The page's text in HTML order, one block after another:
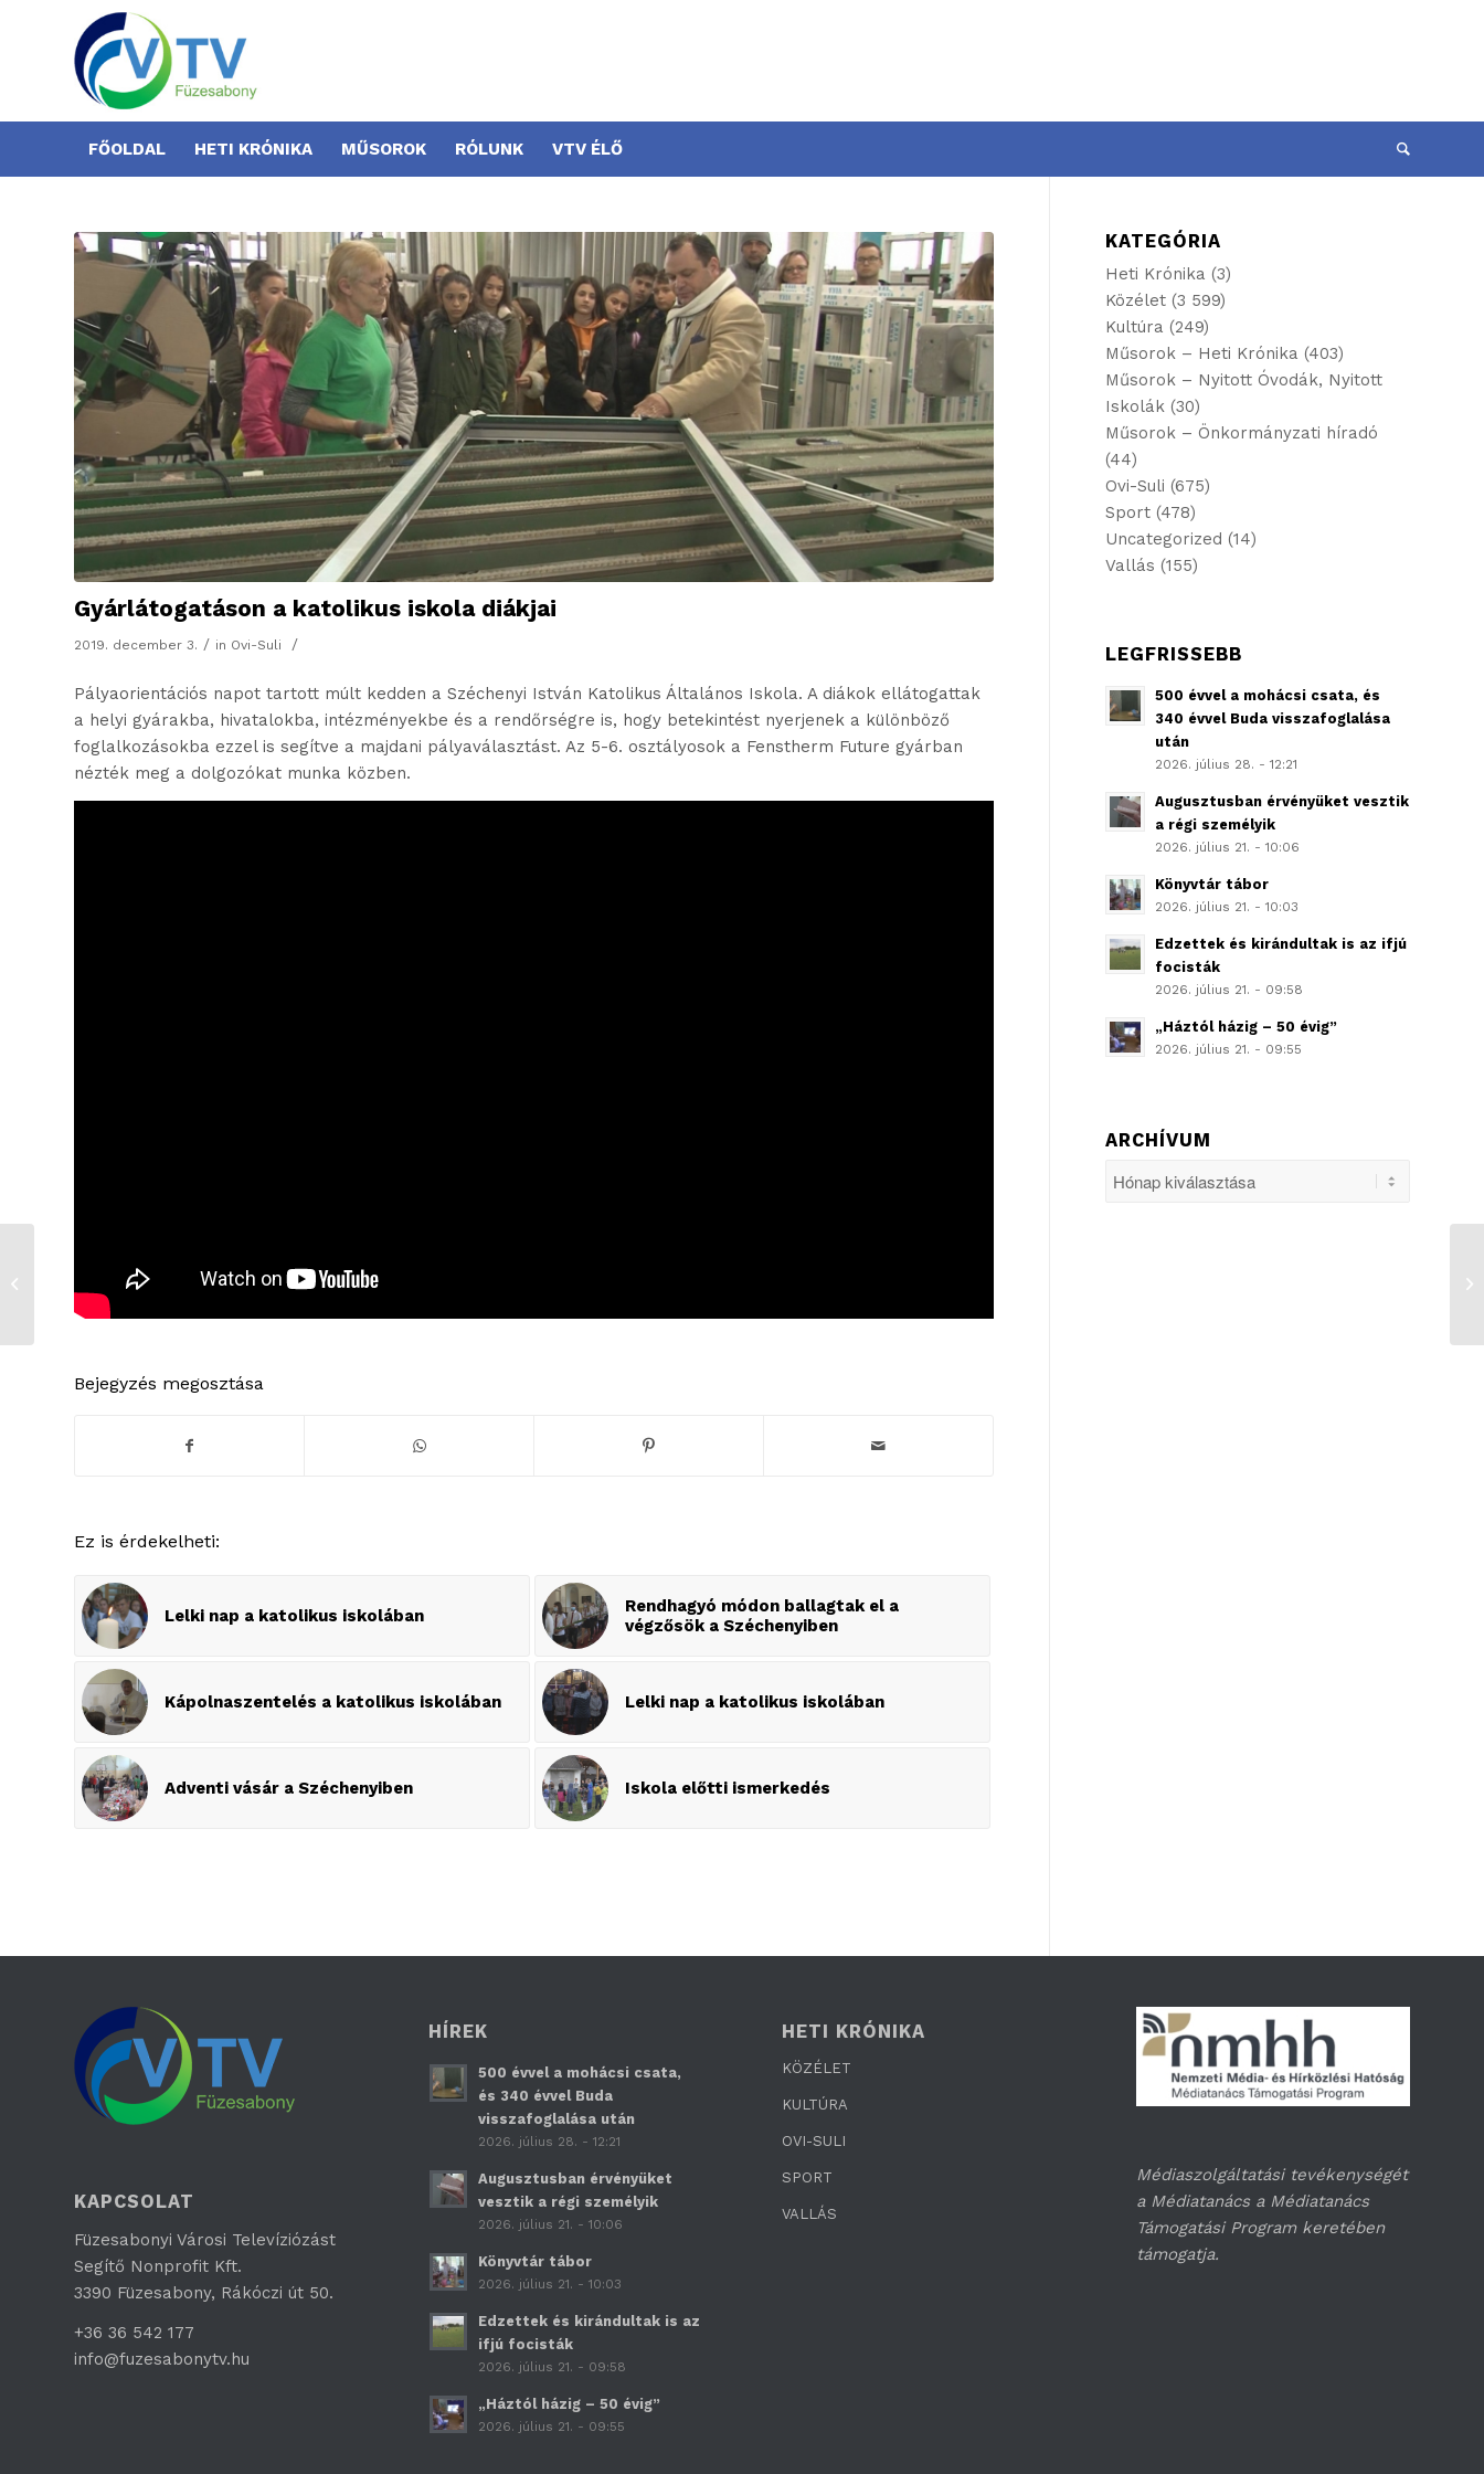
FŐOLDAL HETI KRÓNIKA MŰSOROK RÓLUNK VTV ÉLŐ
Gyárlátogatáson a katolikus iskola diákjai
2019. december 3. / in Ovi-Suli /
Pályaorientációs napot tartott múlt kedden a Széchenyi István Katolikus Általános Iskola. A diákok ellátogattak
a helyi gyárakba, hivatalokba, intézményekbe és a rendőrségre is, hogy betekintést nyerjenek a különböző
foglalkozásokba ezzel is segítve a majdani pályaválasztást. Az 5-6. osztályosok a Fenstherm Future gyárban
nézték meg a dolgozókat munka közben.
Bejegyzés megosztása
Ez is érdekelheti:
Lelki nap a katolikus iskolában
Rendhagyó módon ballagtak el a
végzősök a Széchenyiben
Kápolnaszentelés a katolikus iskolában Lelki nap a katolikus iskolában
Adventi vásár a Széchenyiben Iskola előtti ismerkedés
KATEGÓRIA
Heti Krónika (3)
Közélet (3 599)
Kultúra (249)
Műsorok – Heti Krónika (403)
Műsorok – Nyitott Óvodák, Nyitott
Iskolák (30)
Műsorok – Önkormányzati híradó
(44)
Ovi-Suli (675)
Sport (478)
Uncategorized (14)
Vallás (155)
LEGFRISSEBB
500 évvel a mohácsi csata, és
340 évvel Buda visszafoglalása
után
2026. július 28. - 12:21
Augusztusban érvényüket vesztik
a régi személyik
2026. július 21. - 10:06
Könyvtár tábor
2026. július 21. - 10:03
Edzettek és kirándultak is az ifjú
focisták
2026. július 21. - 09:58
„Háztól házig – 50 évig”
2026. július 21. - 09:55
ARCHÍVUM
KAPCSOLAT
Füzesabonyi Városi Televíziózást
Segítő Nonprofit Kft.
3390 Füzesabony, Rákóczi út 50.
+36 36 542 177
info@fuzesabonytv.hu
HÍREK
500 évvel a mohácsi csata,
és 340 évvel Buda
visszafoglalása után
2026. július 28. - 12:21
Augusztusban érvényüket
vesztik a régi személyik
2026. július 21. - 10:06
Könyvtár tábor
2026. július 21. - 10:03
Edzettek és kirándultak is az
ifjú focisták
2026. július 21. - 09:58
„Háztól házig – 50 évig”
2026. július 21. - 09:55
HETI KRÓNIKA
KÖZÉLET
KULTÚRA
OVI-SULI
SPORT
VALLÁS
Médiaszolgáltatási tevékenységét
a Médiatanács a Médiatanács
Támogatási Program keretében
támogatja.
Közmeghallgatás